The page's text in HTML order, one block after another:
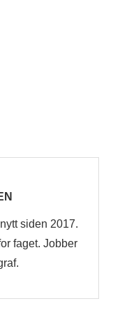
siden 2017.
faget. Jobber